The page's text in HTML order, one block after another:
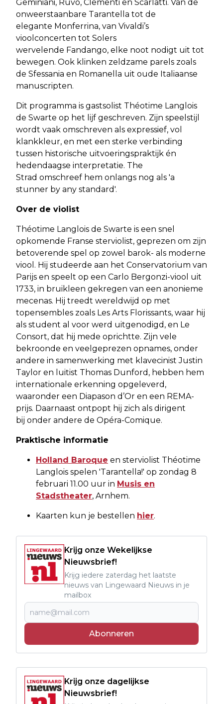
Geminiani, Ruvo, Clementi en Scarlatti. Van de
onweerstaanbare Tarantella tot de
elegante Monferrina, van Vivaldi’s
vioolconcerten tot Solers
wervelende Fandango, elke noot nodigt uit tot
bewegen. Ook klinken zeldzame parels zoals
de Sfessania en Romanella uit oude Italiaanse
manuscripten.
Dit programma is gastsolist Théotime Langlois
de Swarte op het lijf geschreven. Zijn speelstijl
wordt vaak omschreven als expressief, vol
klankkleur, en met een sterke verbinding
tussen historische uitvoeringspraktijk én
hedendaagse interpretatie. The
Strad omschreef hem onlangs nog als 'a
stunner by any standard'.
Over de violist
Théotime Langlois de Swarte is een snel
opkomende Franse sterviolist, geprezen om zijn
betoverende spel op zowel barok- als moderne
viool. Hij studeerde aan het Conservatorium van
Parijs en speelt op een Carlo Bergonzi-viool uit
1733, in bruikleen gekregen van een anonieme
mecenas. Hij treedt wereldwijd op met
topensembles zoals Les Arts Florissants, waar hij
als student al voor werd uitgenodigd, en Le
Consort, dat hij mede oprichtte. Zijn vele
bekroonde en veelgeprezen opnames, onder
andere in samenwerking met klavecinist Justin
Taylor en luitist Thomas Dunford, hebben hem
internationale erkenning opgeleverd,
waaronder een Diapason d’Or en een REMA-
prijs. Daarnaast ontpopt hij zich als dirigent
bij onder andere de Opéra-Comique.
Praktische informatie
Holland Baroque en sterviolist Théotime
Langlois spelen 'Tarantella!' op zondag 8
februari 11.00 uur in Musis en
Stadstheater, Arnhem.
Kaarten kun je bestellen hier.
Krijg onze Wekelijkse
Nieuwsbrief!
Krijg iedere zaterdag het laatste
nieuws van Lingewaard Nieuws in je
mailbox
Abonneren
Krijg onze dagelijkse
Nieuwsbrief!